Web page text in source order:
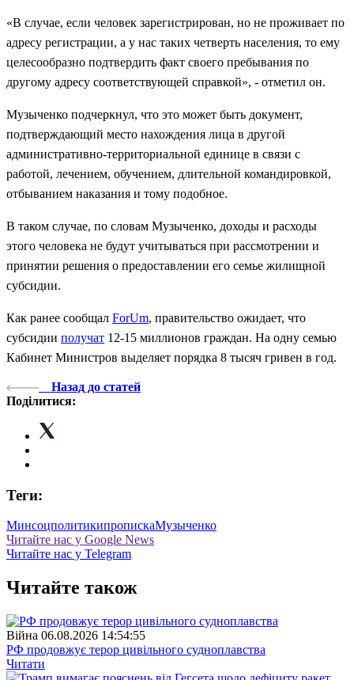
«В случае, если человек зарегистрирован, но не проживает по
адресу регистрации, а у нас таких четверть населения, то ему
целесообразно подтвердить факт своего пребывания по
другому адресу соответствующей справкой», - отметил он.
Музыченко подчеркнул, что это может быть документ,
подтверждающий место нахождения лица в другой
административно-территориальной единице в связи с
работой, лечением, обучением, длительной командировкой,
отбыванием наказания и тому подобное.
В таком случае, по словам Музыченко, доходы и расходы
этого человека не будут учитываться при рассмотрении и
принятии решения о предоставлении его семье жилищной
субсидии.
Как ранее сообщал ForUm, правительство ожидает, что
субсидии получат 12-15 миллионов граждан. На одну семью
Кабинет Министров выделяет порядка 8 тысяч гривен в год.
Назад до статей
Поділитися:
Теги:
МинсоцполитикипропискаМузыченко
Читайте нас у Google News
Читайте нас у Telegram
Читайте також
Війна 06.08.2026 14:54:55
РФ продовжує терор цивільного судноплавства
Читати